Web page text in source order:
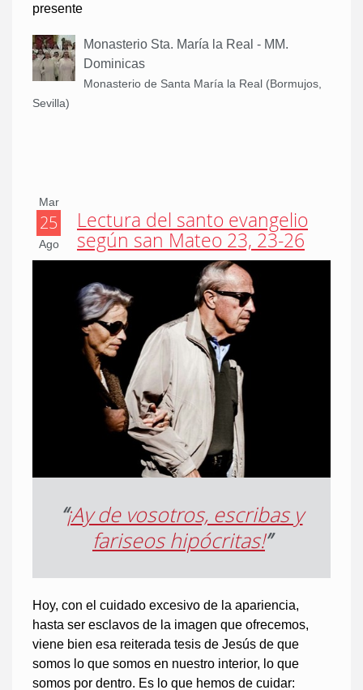
presente
Monasterio Sta. María la Real - MM.
Dominicas
Monasterio de Santa María la Real (Bormujos,
Sevilla)
Mar
25
Ago
Lectura del santo evangelio
según san Mateo 23, 23-26
“¡Ay de vosotros, escribas y
fariseos hipócritas!”
Hoy, con el cuidado excesivo de la apariencia,
hasta ser esclavos de la imagen que ofrecemos,
viene bien esa reiterada tesis de Jesús de que
somos lo que somos en nuestro interior, lo que
somos por dentro. Es lo que hemos de cuidar: